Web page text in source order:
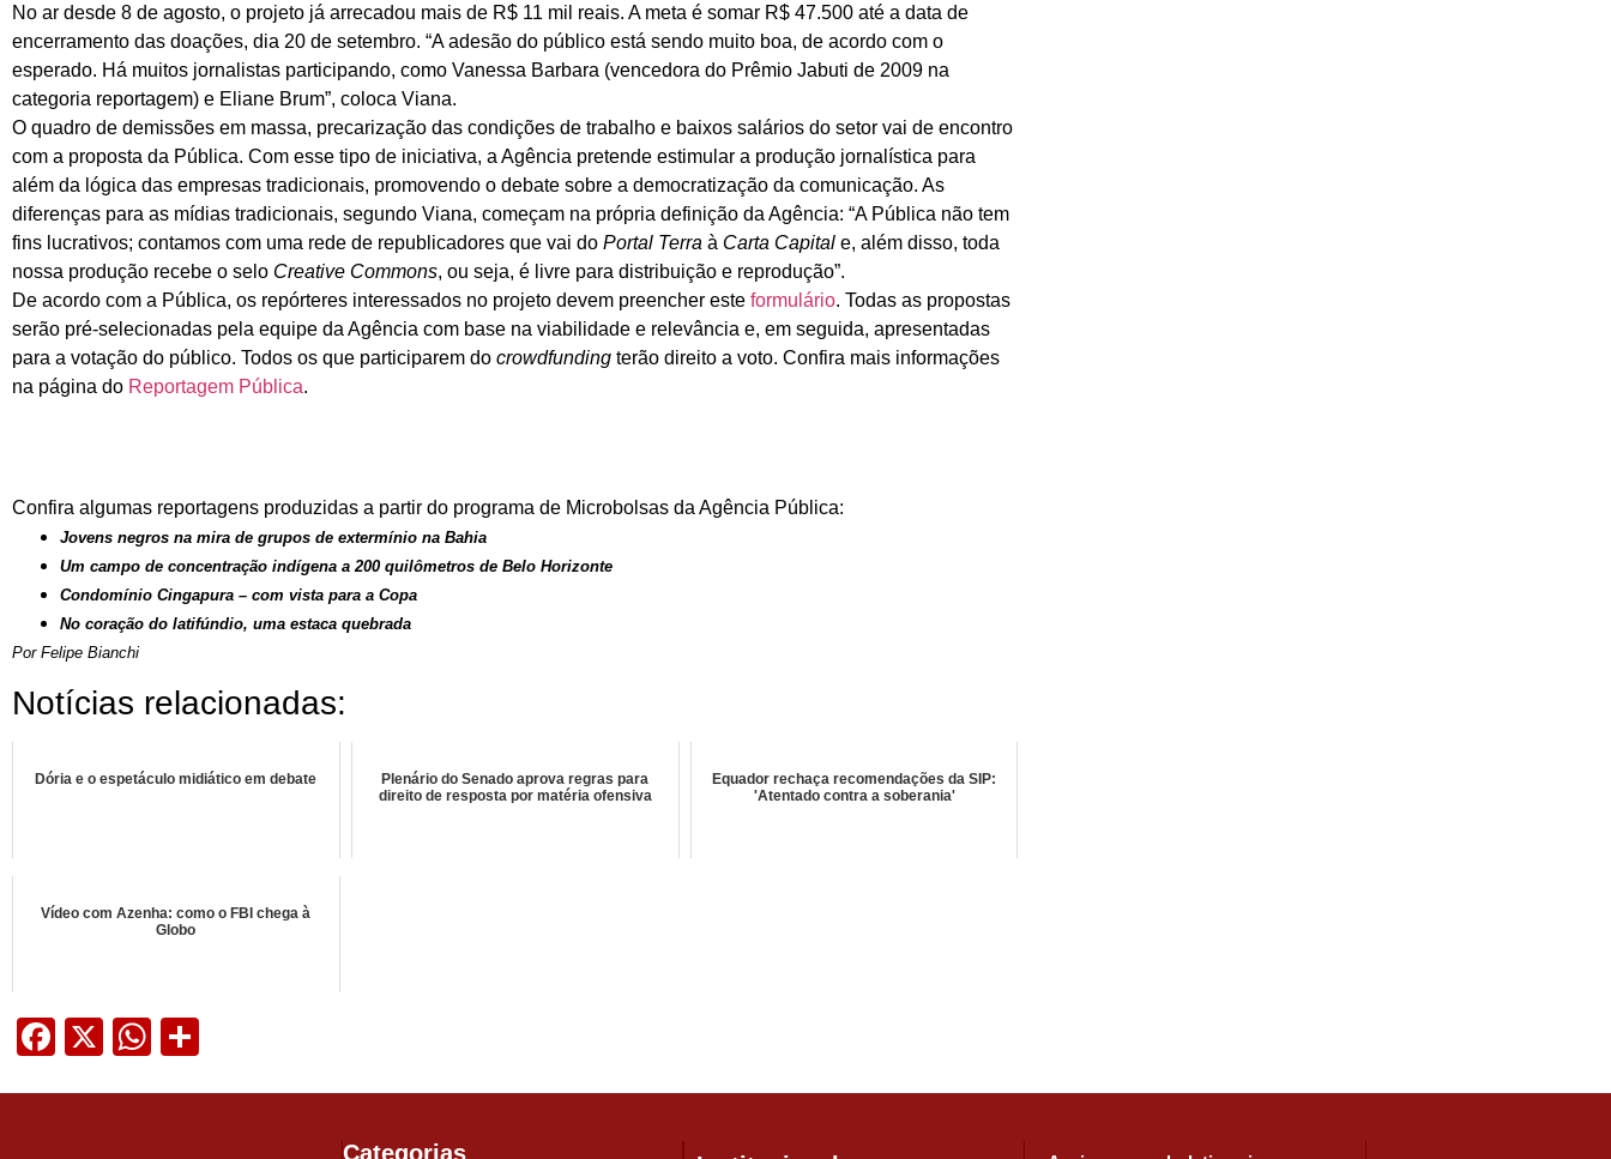
No ar desde 8 de agosto, o projeto já arrecadou mais de R$ 11 mil reais. A meta é somar R$ 47.500 até a data de
encerramento das doações, dia 20 de setembro. “A adesão do público está sendo muito boa, de acordo com o
esperado. Há muitos jornalistas participando, como Vanessa Barbara (vencedora do Prêmio Jabuti de 2009 na
categoria reportagem) e Eliane Brum”, coloca Viana.
O quadro de demissões em massa, precarização das condições de trabalho e baixos salários do setor vai de encontro
com a proposta da Pública. Com esse tipo de iniciativa, a Agência pretende estimular a produção jornalística para
além da lógica das empresas tradicionais, promovendo o debate sobre a democratização da comunicação. As
diferenças para as mídias tradicionais, segundo Viana, começam na própria definição da Agência: “A Pública não tem
fins lucrativos; contamos com uma rede de republicadores que vai do Portal Terra à Carta Capital e, além disso, toda
nossa produção recebe o selo Creative Commons, ou seja, é livre para distribuição e reprodução”.
De acordo com a Pública, os repórteres interessados no projeto devem preencher este formulário. Todas as propostas
serão pré-selecionadas pela equipe da Agência com base na viabilidade e relevância e, em seguida, apresentadas
para a votação do público. Todos os que participarem do crowdfunding terão direito a voto. Confira mais informações
na página do Reportagem Pública.
Confira algumas reportagens produzidas a partir do programa de Microbolsas da Agência Pública:
Jovens negros na mira de grupos de extermínio na Bahia
Um campo de concentração indígena a 200 quilômetros de Belo Horizonte
Condomínio Cingapura – com vista para a Copa
No coração do latifúndio, uma estaca quebrada
Por Felipe Bianchi
Notícias relacionadas:
Dória e o espetáculo midiático em debate
Plenário do Senado aprova regras para
direito de resposta por matéria ofensiva
Equador rechaça recomendações da SIP:
'Atentado contra a soberania'
Vídeo com Azenha: como o FBI chega à
Globo
Facebook
X WhatsApp
Categorias